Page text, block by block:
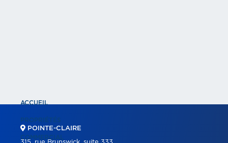
ACCUEIL
PROPRIÉTÉS
COMMERCIAL
POINTE-CLAIRE